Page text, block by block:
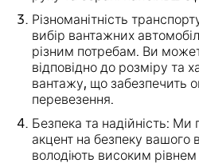
Різноманітність
вибір вантажних
різним потребам. Ви
відповідно до розміру та
вантажу, що забезпечить
перевезення.
Безпека та надійність:
акцент на безпеку вашого
володіють високим